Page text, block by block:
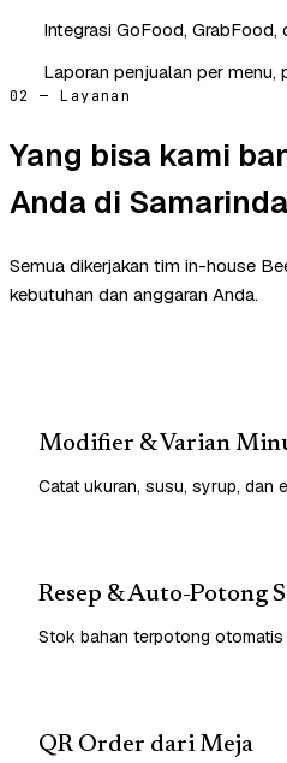
Integrasi GoFood, GrabFood,
Laporan penjualan per menu,
02 — Layanan
Yang bisa kami
Anda di Samarinda
Semua dikerjakan tim in-house
kebutuhan dan anggaran Anda.
Modifier & Varian
Catat ukuran, susu, syrup, dan
Resep & Auto-Potong
Stok bahan terpotong otomatis
QR Order dari Meja